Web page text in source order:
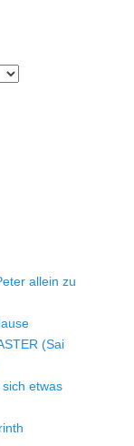
allein zu
(Sai
etwas